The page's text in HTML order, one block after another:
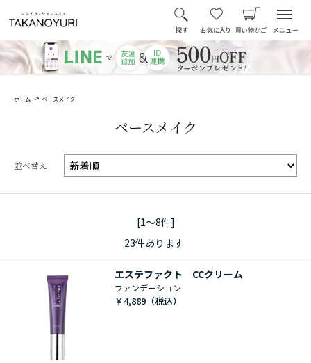
ベースメイク
並べ替え
[1～8件]
23件あります
エステファクト CCクリーム
ファンデーション
￥4,889
ホーム > ベースメイク